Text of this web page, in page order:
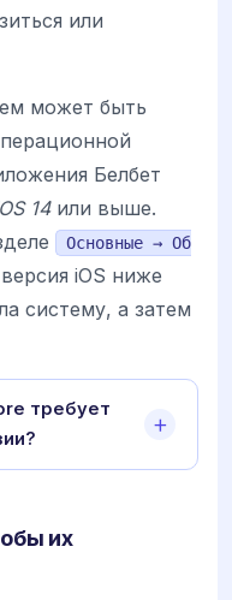
или
может быть
Белбет
14или выше.
Основные → Об
iOS ниже
систему, а затем
требует
их